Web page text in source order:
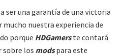
ser una garantía de una victoria
mucho nuestra experiencia de
porque HDGamerste contará
sobre los modspara este